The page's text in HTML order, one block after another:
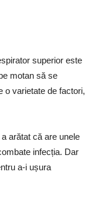
superior este
motan să se
o varietate de factori,
arătat că are unele
infecția. Dar
a-i ușura